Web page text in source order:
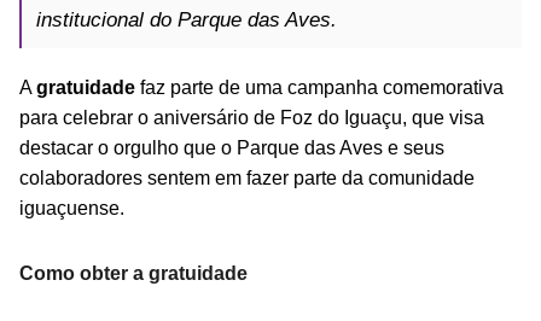
institucional do Parque das Aves.
Agratuidade faz parte de uma campanha comemorativa
para celebrar o aniversário de Foz do Iguaçu, que visa
destacar o orgulho que o Parque das Aves e seus
colaboradores sentem em fazer parte da comunidade
iguaçuense.
Como obter a gratuidade